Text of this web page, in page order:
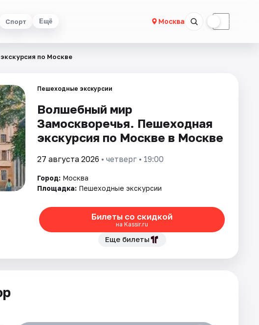
Спорт Ещё Москва ☾
по Москве
Пешеходные экскурсии
Волшебный мир
Замоскворечья. Пешеходная
экскурсия по Москве в Москве
27 августа 2026 • четверг • 19:00
Город: Москва
Площадка: Пешеходные экскурсии
Билеты со скидкой
на Kassir.ru
Еще билеты